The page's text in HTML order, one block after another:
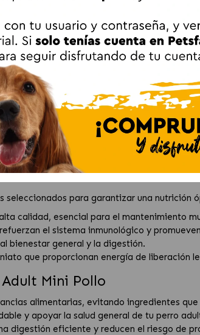
FICHA TÉCNICA OPINIONES
para Perros Pequeños con
Pienso Premium para
y equilibrada conNature's Variety No
ingrediente principal, ofreciendo una
seleccionados para garantizar una nutrición
calidad, esencial para el mantenimiento
el sistema inmunológico y
bienestar general y la digestión.
que proporcionan energía de liberación
Mini Pollo
alimentarias, evitando ingredientes
y apoyar la salud general de tu perro
digestión eficiente y reducen el riesgo de